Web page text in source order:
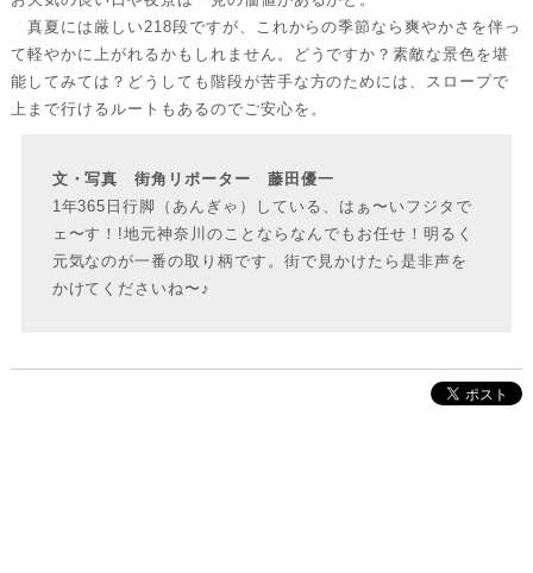
真夏には厳しい218段ですが、これからの季節なら爽やかさを伴っ
て軽やかに上がれるかもしれません。どうですか？素敵な景色を堪
能してみては？どうしても階段が苦手な方のためには、スロープで
上まで行けるルートもあるのでご安心を。
文・写真 街角リポーター 藤田優一
1年365日行脚（あんぎゃ）している、はぁ〜いフジタで
ェ〜す！!地元神奈川のことならなんでもお任せ！明るく
元気なのが一番の取り柄です。街で見かけたら是非声を
かけてくださいね〜♪